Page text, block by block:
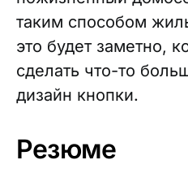
таким способом
это будет заметно,
сделать что-то
дизайн кнопки.
Резюме